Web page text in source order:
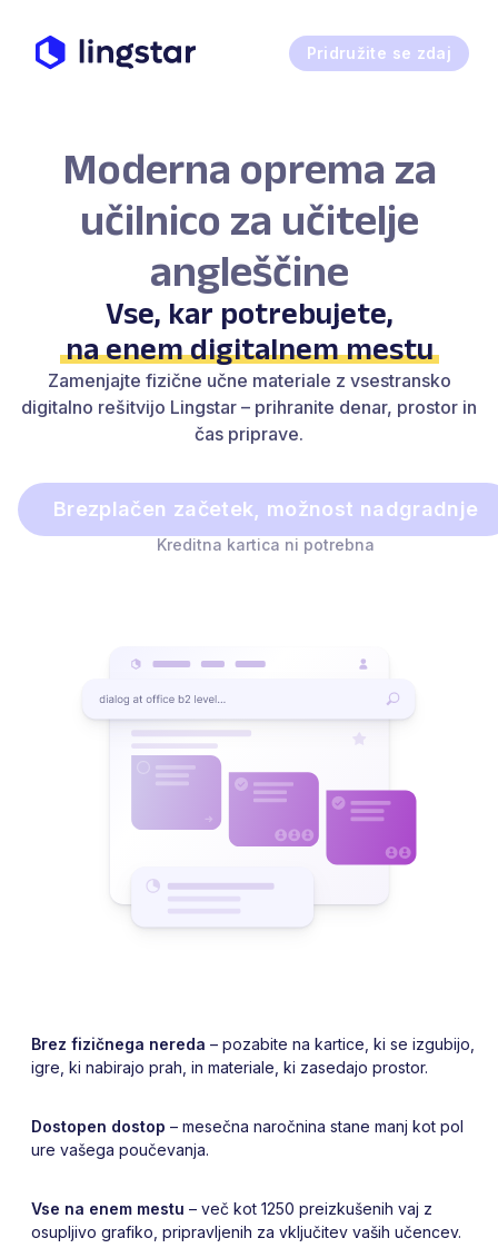
Pridružite se zdaj
Moderna oprema za
učilnico za učitelje
angleščine
Vse, kar potrebujete,
na enem digitalnem mestu
Zamenjajte fizične učne materiale z vsestransko
digitalno rešitvijo Lingstar – prihranite denar, prostor in
čas priprave.
Brezplačen začetek, možnost nadgradnje
Kreditna kartica ni potrebna
Brez fizičnega nereda – pozabite na kartice, ki se izgubijo,
igre, ki nabirajo prah, in materiale, ki zasedajo prostor.
Dostopen dostop – mesečna naročnina stane manj kot pol
ure vašega poučevanja.
Vse na enem mestu – več kot 1250 preizkušenih vaj z
osupljivo grafiko, pripravljenih za vključitev vaših učencev.